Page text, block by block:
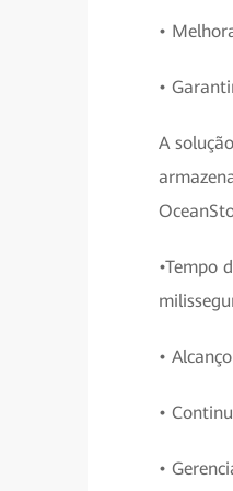
•
•
A
•Tempo
•
•
•